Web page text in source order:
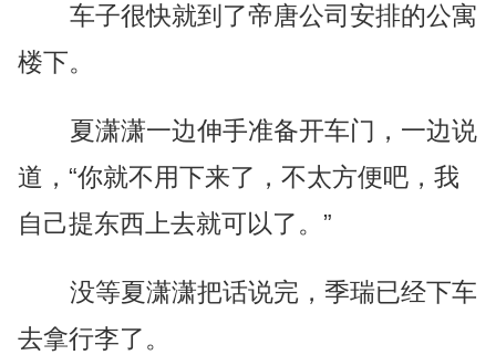
车子很快就到了帝唐公司安排的公寓
楼下。
夏潇潇一边伸手准备开车门，一边说
道，“你就不用下来了，不太方便吧，我
自己提东西上去就可以了。”
没等夏潇潇把话说完，季瑞已经下车
去拿行李了。